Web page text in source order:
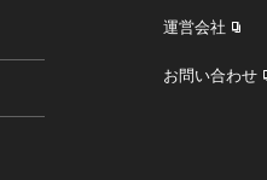
運営会社
お問い合わせ